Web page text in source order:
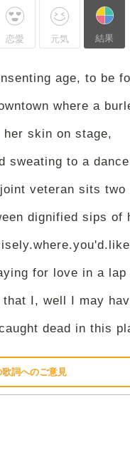
恋愛 元気 結果
age, to be
where a
skin on stage,
sweating to a
veteran sits two
dignified sips of
for love in a
I, well I may
dead in this
歌詞へのご意見